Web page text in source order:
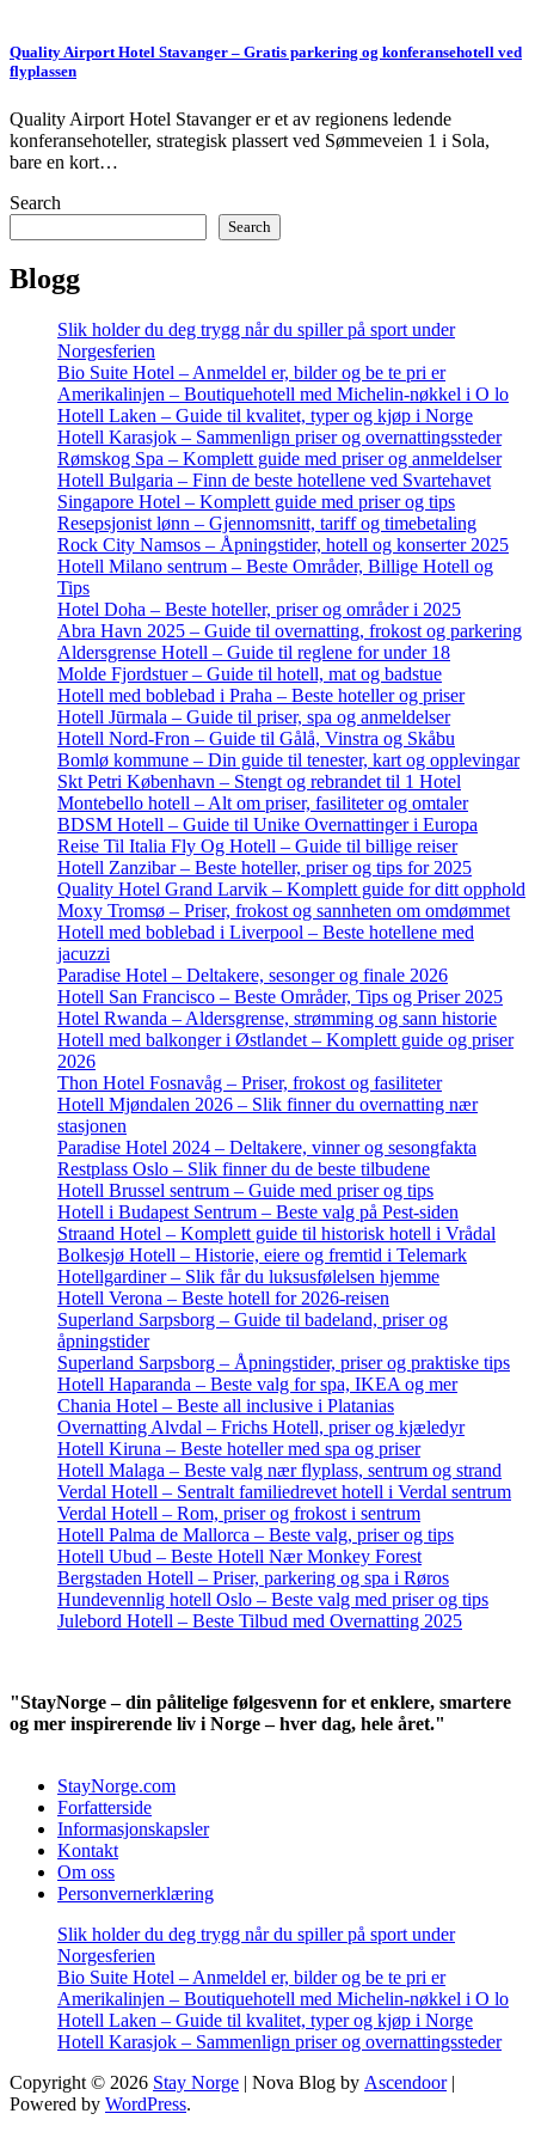
Quality Airport Hotel Stavanger – Gratis parkering og konferansehotell ved
flyplassen
Quality Airport Hotel Stavanger er et av regionens ledende
konferansehoteller, strategisk plassert ved Sømmeveien 1 i Sola,
bare en kort…
Search
Search
Blogg
Slik holder du deg trygg når du spiller på sport under
Norgesferien
Bio Suite Hotel – Anmeldel er, bilder og be te pri er
Amerikalinjen – Boutiquehotell med Michelin-nøkkel i O lo
Hotell Laken – Guide til kvalitet, typer og kjøp i Norge
Hotell Karasjok – Sammenlign priser og overnattingssteder
Rømskog Spa – Komplett guide med priser og anmeldelser
Hotell Bulgaria – Finn de beste hotellene ved Svartehavet
Singapore Hotel – Komplett guide med priser og tips
Resepsjonist lønn – Gjennomsnitt, tariff og timebetaling
Rock City Namsos – Åpningstider, hotell og konserter 2025
Hotell Milano sentrum – Beste Områder, Billige Hotell og
Tips
Hotel Doha – Beste hoteller, priser og områder i 2025
Abra Havn 2025 – Guide til overnatting, frokost og parkering
Aldersgrense Hotell – Guide til reglene for under 18
Molde Fjordstuer – Guide til hotell, mat og badstue
Hotell med boblebad i Praha – Beste hoteller og priser
Hotell Jūrmala – Guide til priser, spa og anmeldelser
Hotell Nord-Fron – Guide til Gålå, Vinstra og Skåbu
Bomlø kommune – Din guide til tenester, kart og opplevingar
Skt Petri København – Stengt og rebrandet til 1 Hotel
Montebello hotell – Alt om priser, fasiliteter og omtaler
BDSM Hotell – Guide til Unike Overnattinger i Europa
Reise Til Italia Fly Og Hotell – Guide til billige reiser
Hotell Zanzibar – Beste hoteller, priser og tips for 2025
Quality Hotel Grand Larvik – Komplett guide for ditt opphold
Moxy Tromsø – Priser, frokost og sannheten om omdømmet
Hotell med boblebad i Liverpool – Beste hotellene med
jacuzzi
Paradise Hotel – Deltakere, sesonger og finale 2026
Hotell San Francisco – Beste Områder, Tips og Priser 2025
Hotel Rwanda – Aldersgrense, strømming og sann historie
Hotell med balkonger i Østlandet – Komplett guide og priser
2026
Thon Hotel Fosnavåg – Priser, frokost og fasiliteter
Hotell Mjøndalen 2026 – Slik finner du overnatting nær
stasjonen
Paradise Hotel 2024 – Deltakere, vinner og sesongfakta
Restplass Oslo – Slik finner du de beste tilbudene
Hotell Brussel sentrum – Guide med priser og tips
Hotell i Budapest Sentrum – Beste valg på Pest-siden
Straand Hotel – Komplett guide til historisk hotell i Vrådal
Bolkesjø Hotell – Historie, eiere og fremtid i Telemark
Hotellgardiner – Slik får du luksusfølelsen hjemme
Hotell Verona – Beste hotell for 2026-reisen
Superland Sarpsborg – Guide til badeland, priser og
åpningstider
Superland Sarpsborg – Åpningstider, priser og praktiske tips
Hotell Haparanda – Beste valg for spa, IKEA og mer
Chania Hotel – Beste all inclusive i Platanias
Overnatting Alvdal – Frichs Hotell, priser og kjæledyr
Hotell Kiruna – Beste hoteller med spa og priser
Hotell Malaga – Beste valg nær flyplass, sentrum og strand
Verdal Hotell – Sentralt familiedrevet hotell i Verdal sentrum
Verdal Hotell – Rom, priser og frokost i sentrum
Hotell Palma de Mallorca – Beste valg, priser og tips
Hotell Ubud – Beste Hotell Nær Monkey Forest
Bergstaden Hotell – Priser, parkering og spa i Røros
Hundevennlig hotell Oslo – Beste valg med priser og tips
Julebord Hotell – Beste Tilbud med Overnatting 2025
"StayNorge – din pålitelige følgesvenn for et enklere, smartere
og mer inspirerende liv i Norge – hver dag, hele året."
StayNorge.com
Forfatterside
Informasjonskapsler
Kontakt
Om oss
Personvernerklæring
Slik holder du deg trygg når du spiller på sport under
Norgesferien
Bio Suite Hotel – Anmeldel er, bilder og be te pri er
Amerikalinjen – Boutiquehotell med Michelin-nøkkel i O lo
Hotell Laken – Guide til kvalitet, typer og kjøp i Norge
Hotell Karasjok – Sammenlign priser og overnattingssteder
Copyright © 2026 Stay Norge | Nova Blog by Ascendoor|
Powered by WordPress.